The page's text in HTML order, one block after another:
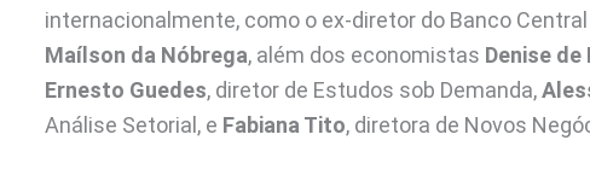
internacionalmente, como o ex-diretor do Banco Central
Maílson da Nóbrega, além dos economistas Denise de
Ernesto Guedes, diretor de Estudos sob Demanda,
Análise Setorial, e Fabiana Tito, diretora de Novos